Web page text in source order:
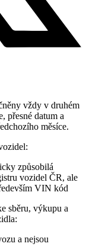
vždy v druhém
přesné datum a
měsíce.
způsobilá
vozidel ČR, ale
VIN kód
sběru, výkupu a
a nejsou